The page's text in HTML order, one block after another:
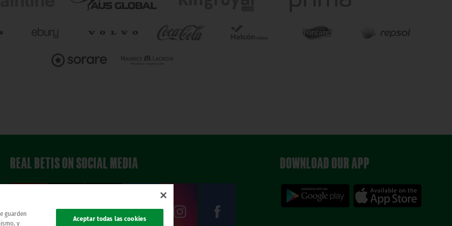
REAL BETIS ON SOCIAL MEDIA DOWNLOAD OUR APP
guarden
y
Aceptar todas las cookies